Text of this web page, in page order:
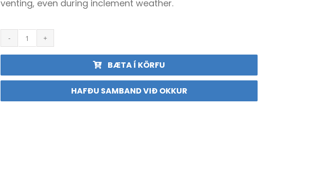
venting, even during inclement weather.
Gluggahlífar
quantity
BÆTA Í KÖRFU
HAFÐU SAMBAND VIÐ OKKUR